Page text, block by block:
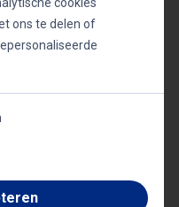
Tienstra
cookies
ons te delen of